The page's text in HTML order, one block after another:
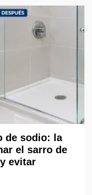
de sodio: la
el sarro de
evitar